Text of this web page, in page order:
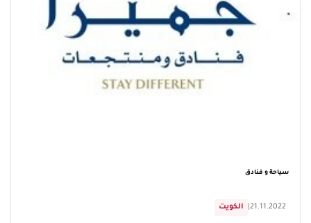
سياحة و فنادق
الكويت 21.11.2022